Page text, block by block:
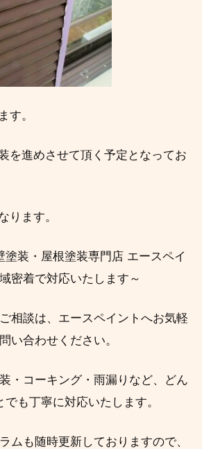
す。
を進めさせて頂く予定となってお
ります。
塗装・屋根塗装専門店 エースペイ
密着で対応いたします～
相談は、エースペイントへお気軽
い合わせください。
・コーキング・雨漏りなど、どん
でも丁寧に対応いたします。
ムも随時更新しておりますので、